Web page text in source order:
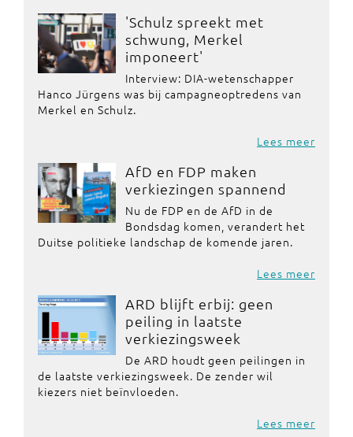
'Schulz spreekt met
schwung, Merkel
imponeert'
Interview: DIA-wetenschapper
Hanco Jürgens was bij campagneoptredens van
Merkel en Schulz.
Lees meer
AfD en FDP maken
verkiezingen spannend
Nu de FDP en de AfD in de
Bondsdag komen, verandert het
Duitse politieke landschap de komende jaren.
Lees meer
ARD blijft erbij: geen
peiling in laatste
verkiezingsweek
De ARD houdt geen peilingen in
de laatste verkiezingsweek. De zender wil
kiezers niet beïnvloeden.
Lees meer